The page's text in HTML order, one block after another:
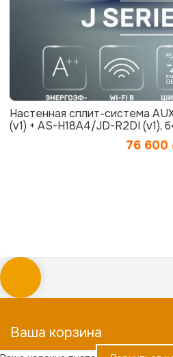
Настенная сплит-система
(v1) + AS-H18A4/JD-R2DI (v1),
76 600
Ваша корзина